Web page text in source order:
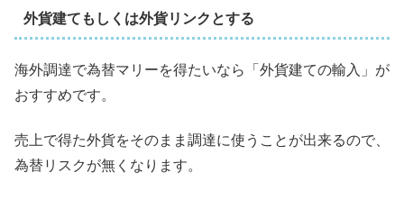
外貨建てもしくは外貨リンクとする
海外調達で為替マリーを得たいなら「外貨建ての輸入」が
おすすめです。
売上で得た外貨をそのまま調達に使うことが出来るので、
為替リスクが無くなります。